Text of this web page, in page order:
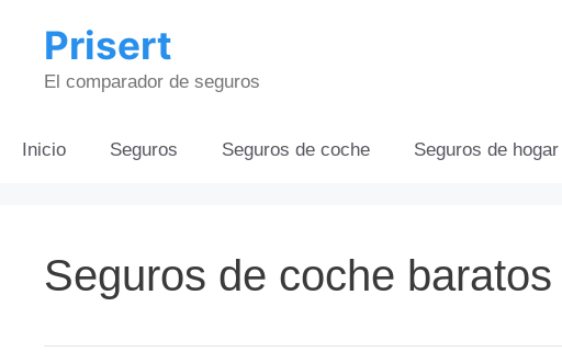
Prisert
El comparador de seguros
Inicio Seguros Seguros de coche Seguros de hogar
Seguros de coche